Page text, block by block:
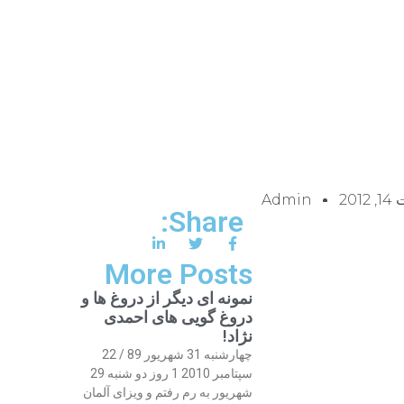
Admin
Share:
More Posts
نمونه ای دیگر از دروغ ها و
دروغ گویی های احمدی
نژاد!
چهارشنبه 31 شهریور 89 / 22
سپتامبر 2010 1 روز دو شنبه 29
شهریور به رم رفتم و ویزای آلمان